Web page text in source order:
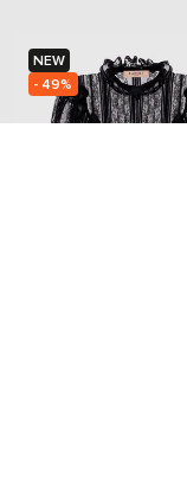
NEW
- 49%